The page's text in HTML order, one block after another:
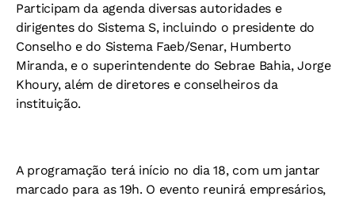
Participam da agenda diversas autoridades e
dirigentes do Sistema S, incluindo o presidente do
Conselho e do Sistema Faeb/Senar, Humberto
Miranda, e o superintendente do Sebrae Bahia, Jorge
Khoury, além de diretores e conselheiros da
instituição.
A programação terá início no dia 18, com um jantar
marcado para as 19h. O evento reunirá empresários,